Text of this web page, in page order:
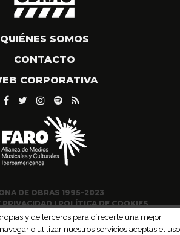
QUIÉNES SOMOS
CONTACTO
CORPORATIVA
DE OBRAS 1995-2023
PRIVACIDAD | POLÍTICA DE COOKIES
y de terceros para ofrecerte una mejor
o utilizar nuestros servicios aceptas el uso